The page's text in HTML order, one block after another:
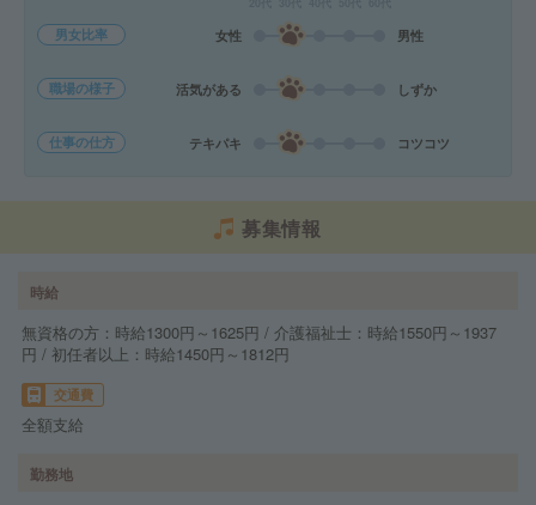
男女比率 女性 男性
職場の様子 活気がある しずか
仕事の仕方 テキパキ コツコツ
募集情報
時給
無資格の方：時給1300円～1625円 / 介護福祉士：時給1550円～1937
円 / 初任者以上：時給1450円～1812円
交通費
全額支給
勤務地